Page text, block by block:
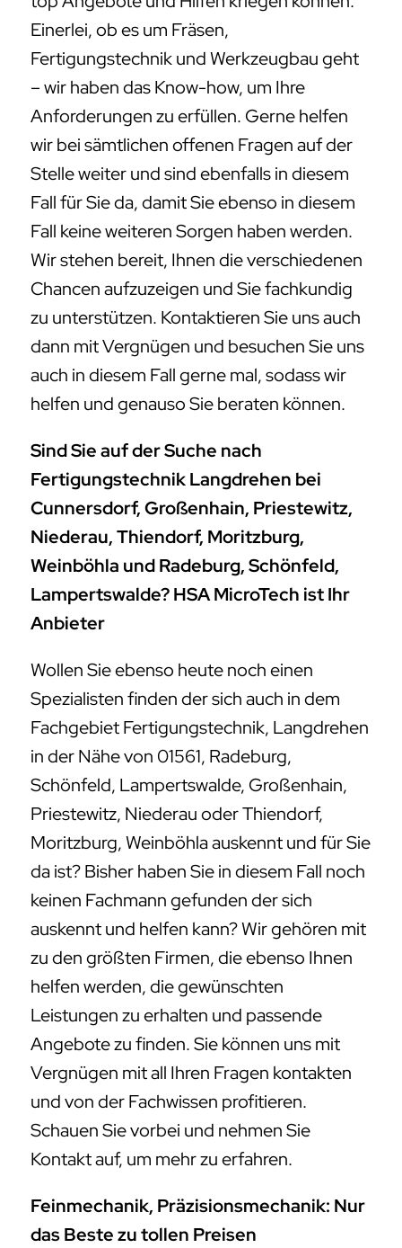
Stelle weiter und sind ebenfalls in diesem
Fall für Sie da, damit Sie ebenso in diesem
Fall keine weiteren Sorgen haben werden.
Wir stehen bereit, Ihnen die verschiedenen
Chancen aufzuzeigen und Sie fachkundig
zu unterstützen. Kontaktieren Sie uns auch
dann mit Vergnügen und besuchen Sie uns
auch in diesem Fall gerne mal, sodass wir
helfen und genauso Sie beraten können.
Sind Sie auf der Suche nach
Fertigungstechnik Langdrehen bei
Cunnersdorf, Großenhain, Priestewitz,
Niederau, Thiendorf, Moritzburg,
Weinböhla und Radeburg, Schönfeld,
Anbieter
Wollen Sie ebenso heute noch einen
Spezialisten finden der sich auch in dem
Fachgebiet Fertigungstechnik, Langdrehen
in der Nähe von 01561, Radeburg,
Schönfeld, Lampertswalde, Großenhain,
Moritzburg, Weinböhla auskennt und für Sie
da ist? Bisher haben Sie in diesem Fall noch
keinen Fachmann gefunden der sich
auskennt und helfen kann? Wir gehören mit
zu den größten Firmen, die ebenso Ihnen
helfen werden, die gewünschten
Leistungen zu erhalten und passende
Angebote zu finden. Sie können uns mit
Vergnügen mit all Ihren Fragen kontakten
und von der Fachwissen profitieren.
Schauen Sie vorbei und nehmen Sie
Kontakt auf, um mehr zu erfahren.
Feinmechanik, Präzisionsmechanik: Nur
das Beste zu tollen Preisen
Sie suchen weiterhin jemanden an Ihrer
Seite, der sich ebenfalls in Sachen
Cunnersdorf – , und bestens auskennt und
für Sie da ist? Sämtliche